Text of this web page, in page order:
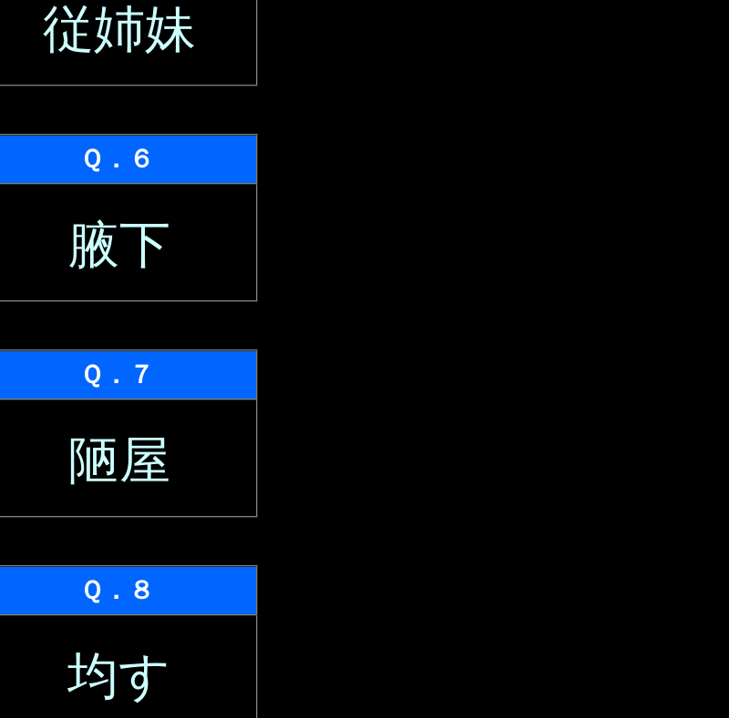
従姉妹
Ｑ．６
腋下
Ｑ．７
陋屋
Ｑ．８
均す